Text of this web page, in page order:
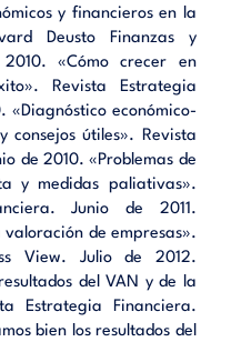
y financieros en la
Deusto Finanzas y
«Cómo crecer en
Revista Estrategia
«Diagnóstico económico-
consejos útiles». Revista
de 2010. «Problemas de
y medidas paliativas».
Junio de 2011.
valoración de empresas».
View. Julio de 2012.
del VAN y de la
Estrategia Financiera.
bien los resultados del